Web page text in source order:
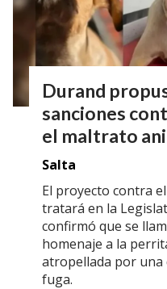
Durand
sanciones
el maltrato
Salta
El proyecto contra
tratará en la
confirmó que se
homenaje a la
atropellada por una
fuga.